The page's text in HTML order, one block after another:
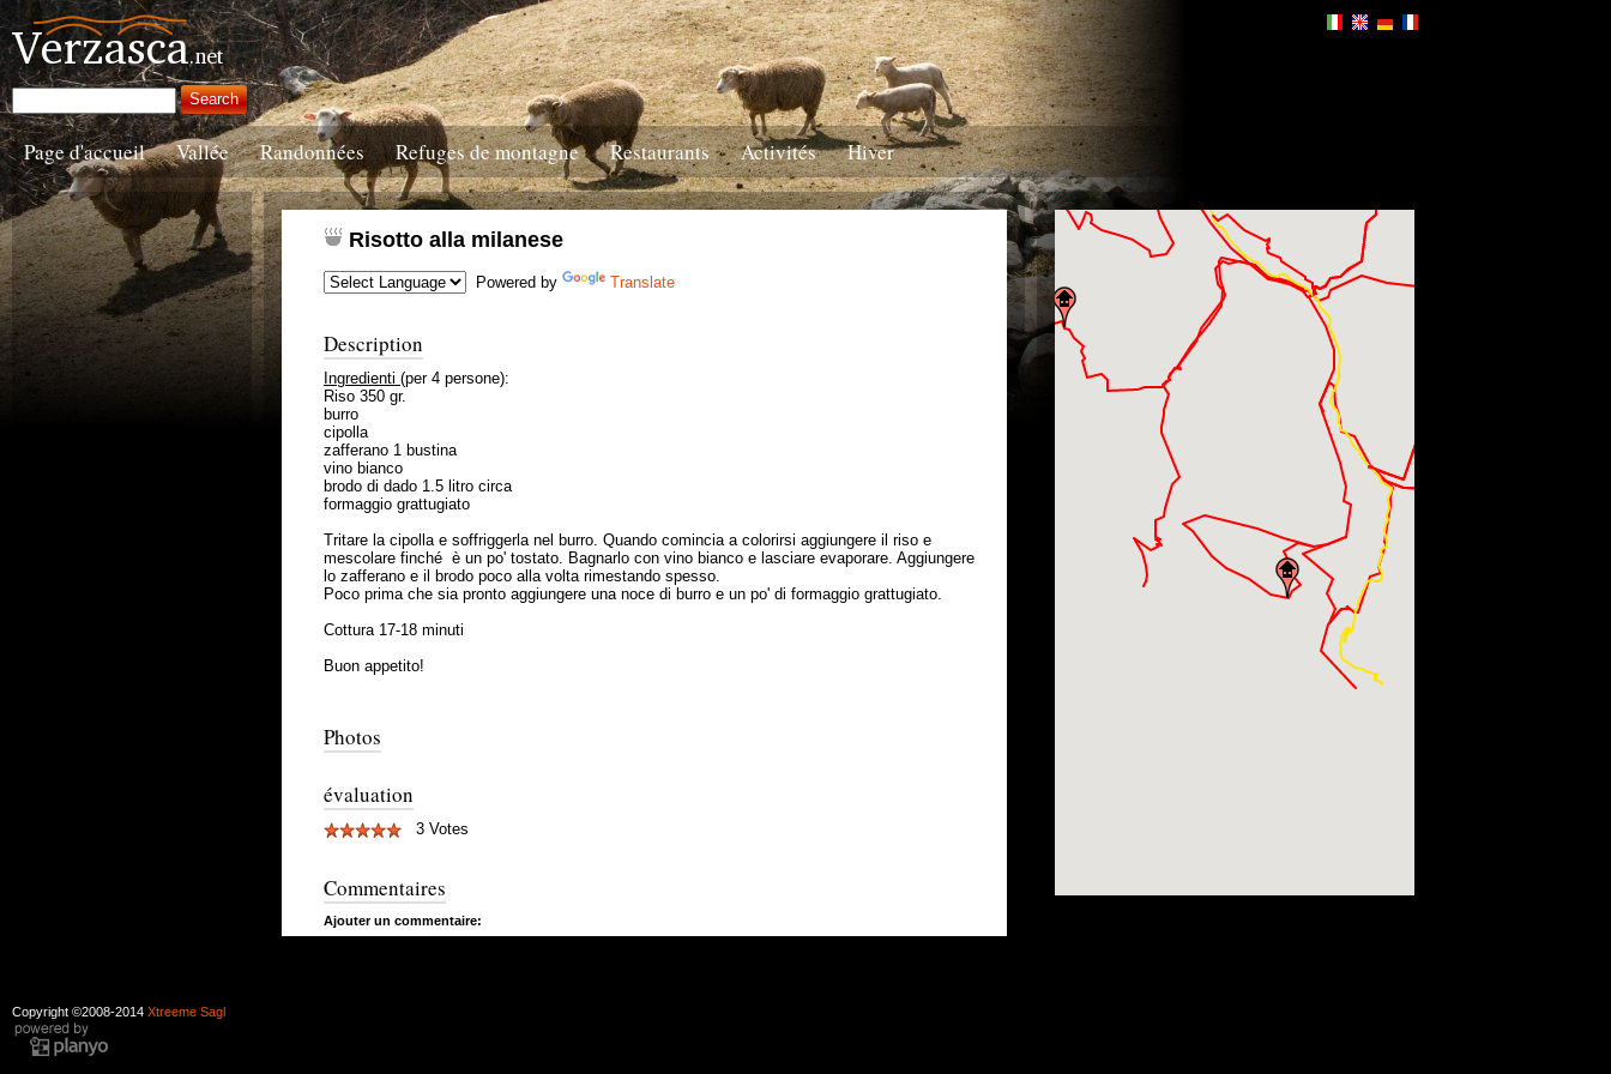
Page d'accueil Vallée Randonnées Refuges de montagne Restaurants Activités Hiver
Risotto alla milanese
Powered by Translate
Description
Ingredienti (per 4 persone):
Riso 350 gr.
burro
cipolla
zafferano 1 bustina
vino bianco
brodo di dado 1.5 litro circa
formaggio grattugiato
Tritare la cipolla e soffriggerla nel burro. Quando comincia a colorirsi aggiungere il riso e
mescolare finché è un po' tostato. Bagnarlo con vino bianco e lasciare evaporare. Aggiungere
lo zafferano e il brodo poco alla volta rimestando spesso.
Poco prima che sia pronto aggiungere una noce di burro e un po' di formaggio grattugiato.
Cottura 17-18 minuti
Buon appetito!
Photos
évaluation
3 Votes
Commentaires
Ajouter un commentaire:
Copyright ©2008-2014 Xtreeme Sagl